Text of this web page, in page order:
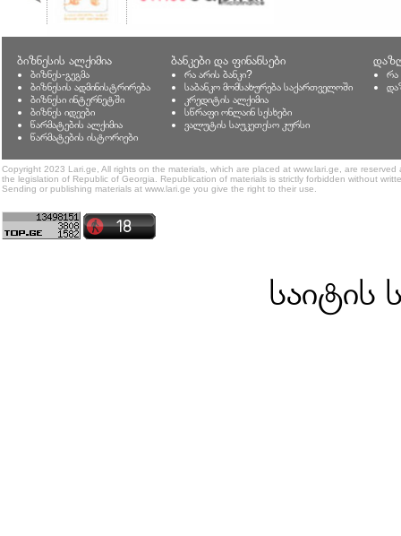
ბიზნესის ალქიმია
ბიზნეს-გეგმა
ბიზნესის ადმინისტრირება
ბიზნესი ინტერნეტში
ბიზნეს იდეები
წარმატების ალქიმია
წარმატების ისტორიები
ბანკები და ფინანსები
რა არის ბანკი?
საბანკო მომსახურება საქართველოში
კრედიტის ალქიმია
სწრაფი ონლაინ სესხები
ვალუტის საუკეთესო კურსი
რა
Copyright 2023 Lari.ge, All rights on the materials, which are placed at www.lari.ge, are
the legislation of Republic of Georgia. Republication of materials is strictly forbidden without
Sending or publishing materials at www.lari.ge you give the right to their use.
საიტის